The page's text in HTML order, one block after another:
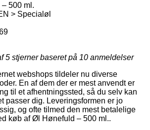
500 ml.
> Specialøl
5 stjerner baseret på 10 anmeldelser
webshops tildeler nu diverse
En af dem der er mest anvendt er
til et afhentningssted, så du selv kan
passer dig. Leveringsformen er jo
og ofte tilmed den mest betalelige
køb af Øl Hønefuld – 500 ml..